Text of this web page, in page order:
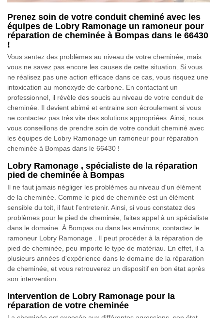
Prenez soin de votre conduit cheminé avec les
équipes de Lobry Ramonage un ramoneur pour
réparation de cheminée à Bompas dans le 66430
!
Vous sentez des problèmes au niveau de votre cheminée, mais
vous ne savez pas encore les causes de cette situation. Si vous
ne réalisez pas une action efficace dans ce cas, vous risquez une
intoxication au monoxyde de carbone. En contactant un
professionnel, il révèle des soucis au niveau de votre conduit de
cheminée. Il devient abimé et entraine son écroulement si vous
ne contactez pas très vite des solutions appropriées. Ainsi, nous
vous conseillons de prendre soin de votre conduit cheminé avec
les équipes de Lobry Ramonage un ramoneur pour réparation
cheminée à Bompas dans le 66430 !
Lobry Ramonage , spécialiste de la réparation
pied de cheminée à Bompas
Il ne faut jamais négliger les problèmes au niveau d'un élément
de la cheminée. Comme le pied de cheminée est un élément
sensible du toit, il faut l’entretenir. Ainsi, si vous constatez des
problèmes pour le pied de cheminée, faites appel à un spécialiste
dans le domaine. À Bompas ou dans les environs, contactez le
ramoneur Lobry Ramonage . Il peut procéder à la réparation de
pied de cheminée, peu importe le type de matériau. En effet, il a
plusieurs années d'expérience dans le domaine de la réparation
de cheminée, et vous retrouverez un dispositif en bon état après
son intervention.
Intervention de Lobry Ramonage pour la
réparation de votre cheminée